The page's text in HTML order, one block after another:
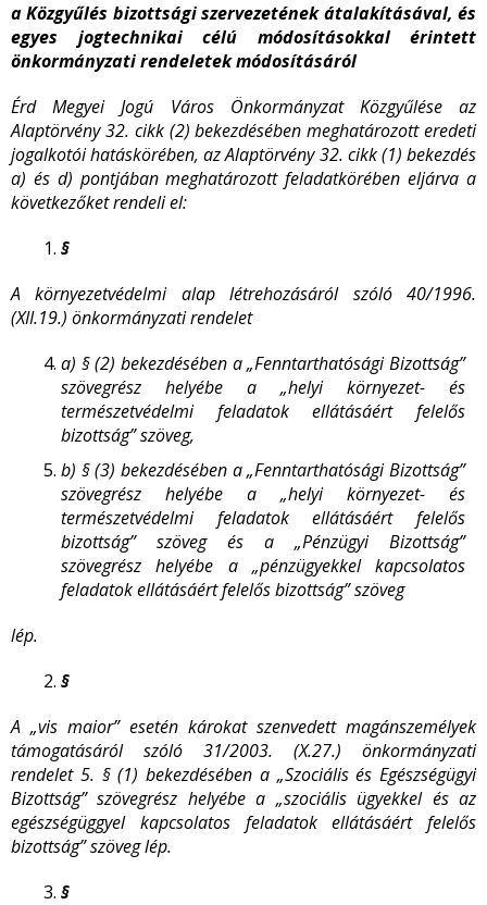
a Közgyűlés bizottsági szervezetének átalakításával, és
egyes jogtechnikai célú módosításokkal érintett
önkormányzati rendeletek módosításáról
Érd Megyei Jogú Város Önkormányzat Közgyűlése az
Alaptörvény 32. cikk (2) bekezdésében meghatározott eredeti
jogalkotói hatáskörében, az Alaptörvény 32. cikk (1) bekezdés
a) és d) pontjában meghatározott feladatkörében eljárva a
következőket rendeli el:
§
A környezetvédelmi alap létrehozásáról szóló 40/1996.
(XII.19.) önkormányzati rendelet
a) § (2) bekezdésében a „Fenntarthatósági Bizottság”
szövegrész helyébe a „helyi környezet- és
természetvédelmi feladatok ellátásáért felelős
bizottság” szöveg,
b) § (3) bekezdésében a „Fenntarthatósági Bizottság”
szövegrész helyébe a „helyi környezet- és
természetvédelmi feladatok ellátásáért felelős
bizottság” szöveg és a „Pénzügyi Bizottság”
szövegrész helyébe a „pénzügyekkel kapcsolatos
feladatok ellátásáért felelős bizottság” szöveg
lép.
§
A „vis maior” esetén károkat szenvedett magánszemélyek
támogatásáról szóló 31/2003. (X.27.) önkormányzati
rendelet 5. § (1) bekezdésében a „Szociális és Egészségügyi
Bizottság” szövegrész helyébe a „szociális ügyekkel és az
egészségüggyel kapcsolatos feladatok ellátásáért felelős
bizottság” szöveg lép.
§